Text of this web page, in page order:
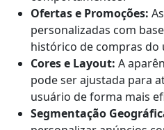
Ofertas e Promoções:
personalizadas com
histórico de compras do
Cores e Layout: A
pode ser ajustada para
usuário de forma mais
Segmentação